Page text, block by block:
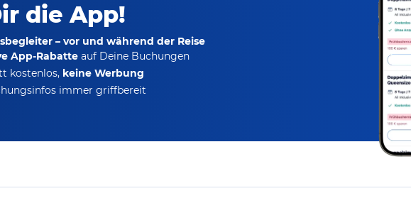
die App!
– vor und während der Reise
App-Rabatte auf Deine Buchungen
kostenlos, keine Werbung
immer griffbereit